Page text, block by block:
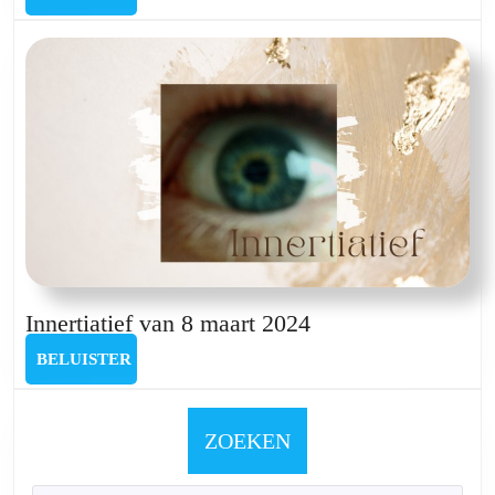
Beutels
Innertiatief van 8 maart 2024Innertiatief
BELUISTER
ZOEKEN